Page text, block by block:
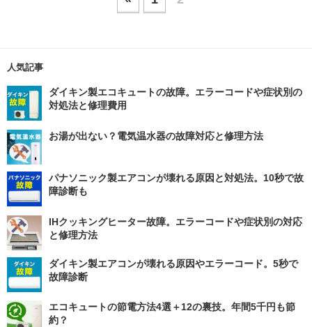
人気記事
ダイキン製エコキュートの故障。エラーコードや症状別の
対処法と修理費用
お湯が出ない？電気温水器の故障対応と修理方法
パナソニック製エアコンが壊れる原因と対処法。10秒で故
障診断も
IHクッキングヒーター故障。エラーコードや症状別の対応
と修理方法
ダイキン製エアコンが壊れる原因やエラーコード。5秒で
故障診断
エコキュートの節電方法4選＋12の裏技。年間5千円も節
約？